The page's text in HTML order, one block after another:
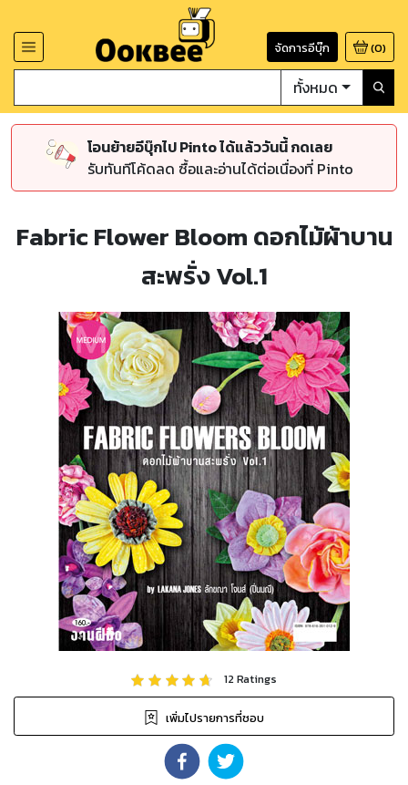
จัดการอีบุ๊ก (0)
ทั้งหมด
โอนย้ายอีบุ๊กไป Pinto ได้แล้ววันนี้ กดเลย
รับทันทีโค้ดลด ซื้อและอ่านได้ต่อเนื่องที่ Pinto
Fabric Flower Bloom ดอกไม้ผ้าบาน
สะพรั่ง Vol.1
12Ratings
เพิ่มไปรายการที่ชอบ